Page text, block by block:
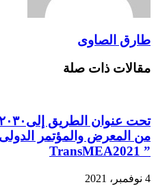
طارق الصاوى
مقالات ذات صلة
من المعرض والمؤتمر
” TransMEA2021
4 نوفمبر، 2021